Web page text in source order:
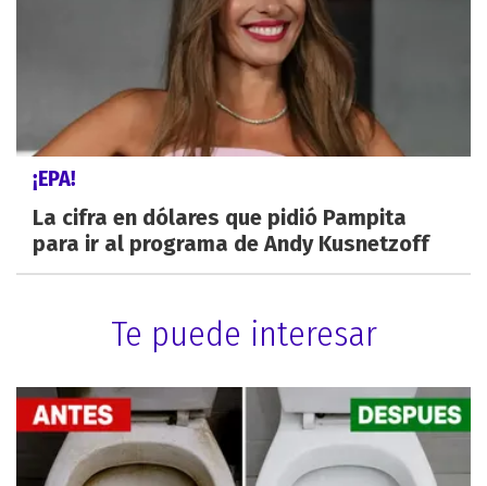
¡EPA!
La cifra en dólares que pidió Pampita
para ir al programa de Andy Kusnetzoff
Te puede interesar